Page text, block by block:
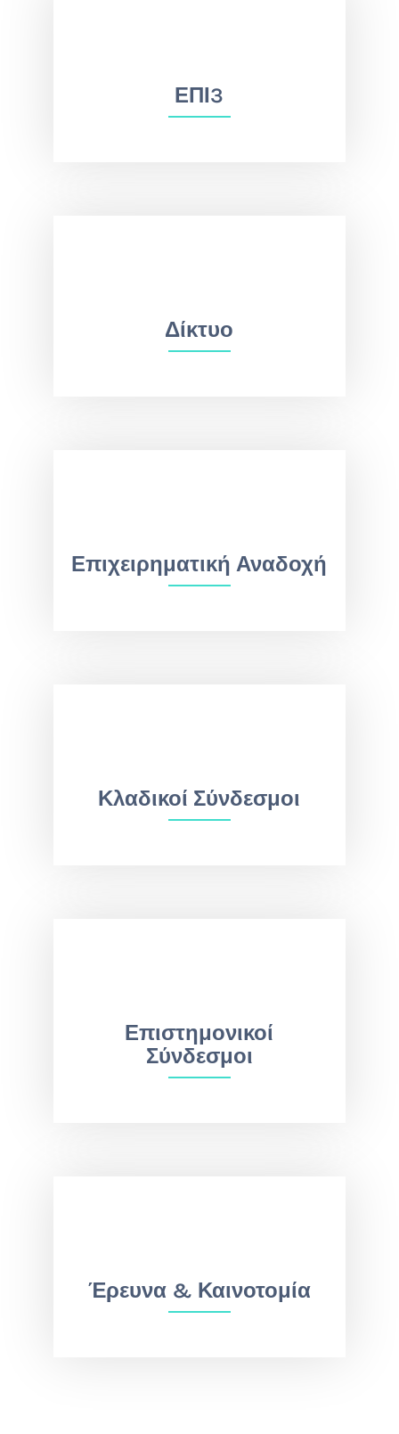
ΕΠΙ3
Δίκτυο
Επιχειρηματική Αναδοχή
Κλαδικοί Σύνδεσμοι
Επιστημονικοί
Σύνδεσμοι
Έρευνα & Καινοτομία